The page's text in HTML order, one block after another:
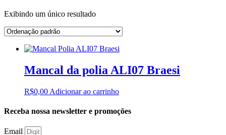
Exibindo um único resultado
Mancal da polia ALI07 Braesi
R$0,00 Adicionar ao carrinho
Receba nossa newsletter e promoções
Email